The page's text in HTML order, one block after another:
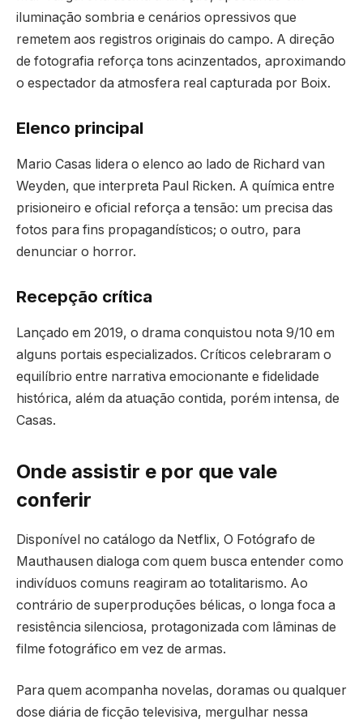
iluminação sombria e cenários opressivos que
remetem aos registros originais do campo. A direção
de fotografia reforça tons acinzentados, aproximando
o espectador da atmosfera real capturada por Boix.
Elenco principal
Mario Casas lidera o elenco ao lado de Richard van
Weyden, que interpreta Paul Ricken. A química entre
prisioneiro e oficial reforça a tensão: um precisa das
fotos para fins propagandísticos; o outro, para
denunciar o horror.
Recepção crítica
Lançado em 2019, o drama conquistou nota 9/10 em
alguns portais especializados. Críticos celebraram o
equilíbrio entre narrativa emocionante e fidelidade
histórica, além da atuação contida, porém intensa, de
Casas.
Onde assistir e por que vale
conferir
Disponível no catálogo da Netflix, O Fotógrafo de
Mauthausen dialoga com quem busca entender como
indivíduos comuns reagiram ao totalitarismo. Ao
contrário de superproduções bélicas, o longa foca a
resistência silenciosa, protagonizada com lâminas de
filme fotográfico em vez de armas.
Para quem acompanha novelas, doramas ou qualquer
dose diária de ficção televisiva, mergulhar nessa